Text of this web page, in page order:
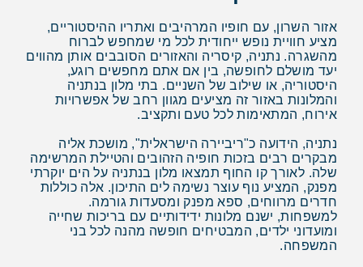
אזור השרון, עם חופיו המרהיבים ואתריו ההיסטוריים,
מציע חוויית נופש ייחודית לכל מי שמחפש לברוח
מהשגרה. נתניה, קיסריה והאזורים הסובבים אותן מהווים
יעד מושלם לחופשה, בין אם אתם מחפשים רוגע,
היסטוריה, או שילוב של השניים. בתי מלון בנתניה
והמלונות באזור זה מציעים מגוון רחב של אפשרויות
אירוח, המתאימות לכל טעם ותקציב.
נתניה, הידועה כ"ריביירה הישראלית", מושכת אליה
מבקרים רבים בזכות חופיה הזהובים והטיילת המרשימה
שלה. לאורך קו החוף תמצאו מלון בנתניה על הים יוקרתי
מפנק, המציע נוף עוצר נשימה לים התיכון. אלה כוללות
חדרים מרווחים, ספא מפנק ומסעדות גורמה.
למשפחות, ישנם מלונות ידידותיים עם בריכות שחייה
ומועדוני ילדים, המבטיחים חופשה מהנה לכל בני
המשפחה.